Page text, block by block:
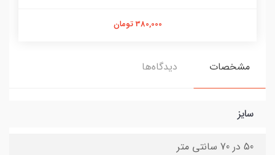
380,000 تومان
مشخصات دیدگاه‌ها
سایز
50 در 70 سانتی متر